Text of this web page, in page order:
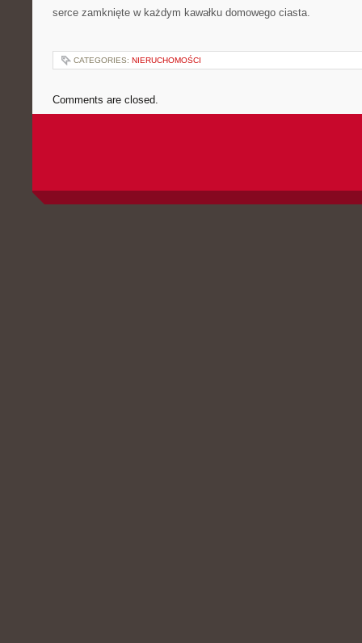
serce zamknięte w każdym kawałku domowego ciasta.
CATEGORIES: NIERUCHOMOŚCI
Comments are closed.